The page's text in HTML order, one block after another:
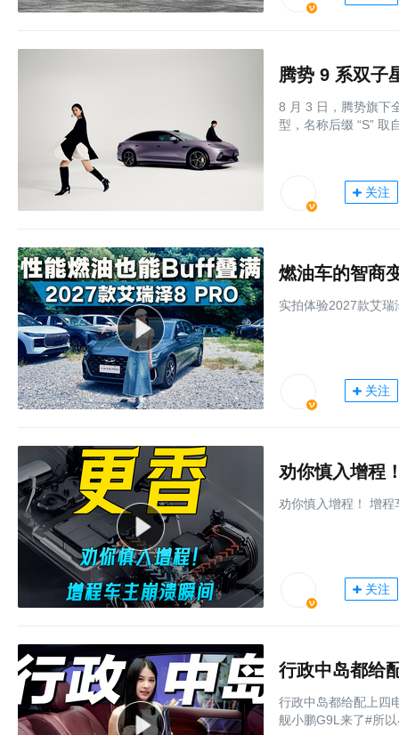
腾势 9 系双子
8 月 3 日，腾势旗下
型，名称后缀 “S” 取
关注
实拍体验2027款艾
关注
劝你慎入增程
劝你慎入增程！ 增
关注
行政中岛都给配上四
舰小鹏G9L来了#所